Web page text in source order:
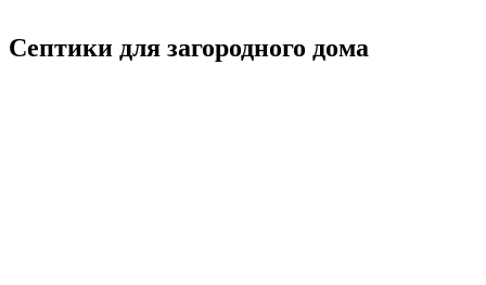
Септики для загородного дома